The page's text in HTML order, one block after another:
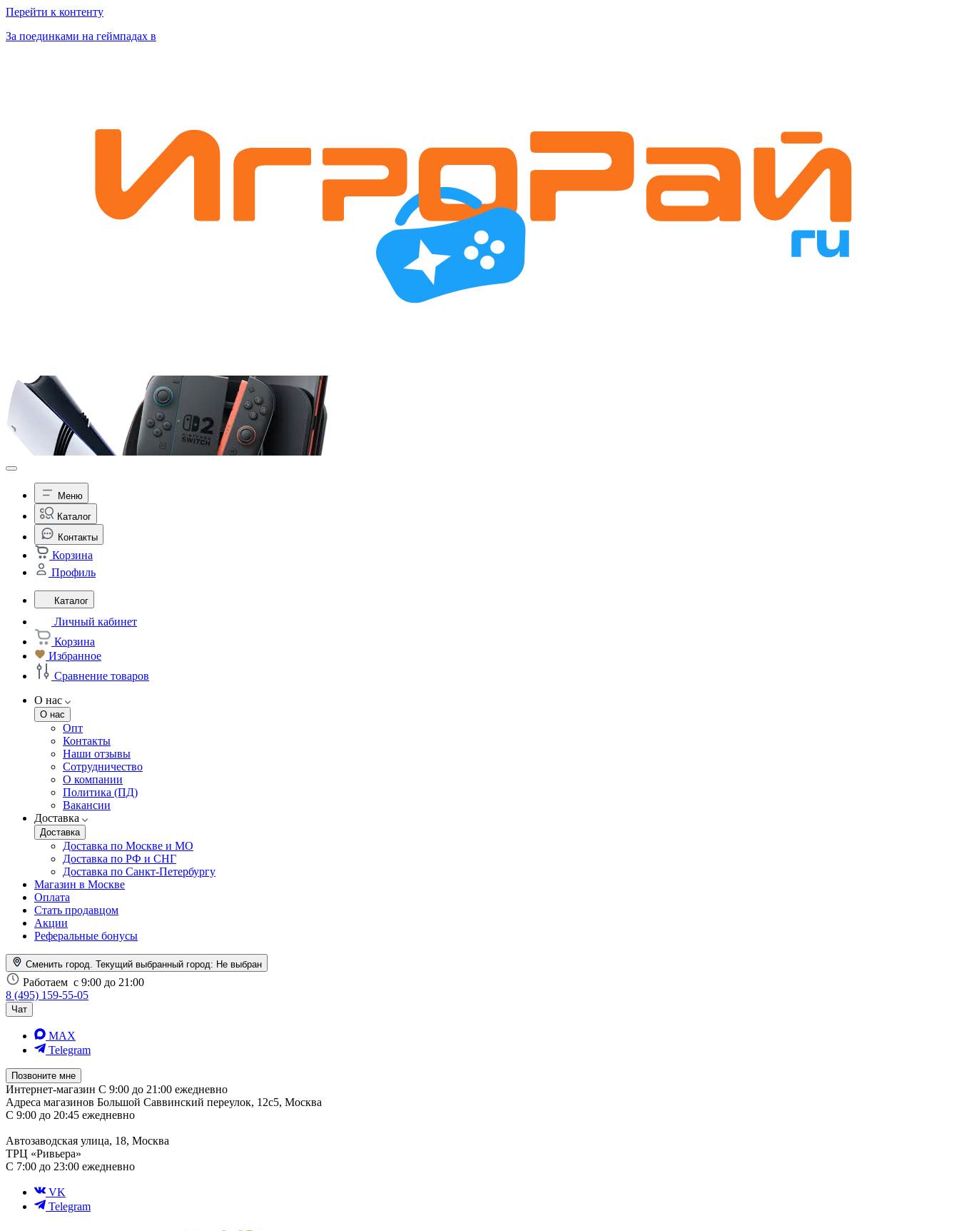
Перейти к контенту
За поединками на геймпадах в
Меню
Каталог
Контакты
Корзина
Профиль
Каталог
Личный кабинет
Корзина
Избранное
Сравнение товаров
О нас
О нас
Опт
Контакты
Наши отзывы
Сотрудничество
О компании
Политика (ПД)
Вакансии
Доставка
Доставка
Доставка по Москве и МО
Доставка по РФ и СНГ
Доставка по Санкт-Петербургу
Магазин в Москве
Оплата
Стать продавцом
Акции
Реферальные бонусы
Сменить город. Текущий выбранный город: Не выбран
Работаем с 9:00 до 21:00
8 (495) 159-55-05
Чат
MAX
Telegram
Позвоните мне
Интернет-магазин С 9:00 до 21:00 ежедневно
Адреса магазинов Большой Саввинский переулок, 12с5, Москва
С 9:00 до 20:45 ежедневно
Автозаводская улица, 18, Москва
ТРЦ «Ривьера»
С 7:00 до 23:00 ежедневно
VK
Telegram